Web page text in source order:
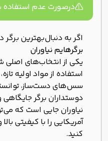
درصورت عدم استفاده بازگشت
اگر به دنبالبهترین برگر
برگرهایم نیاوران
یکی از انتخاب‌های اصلی
سس‌های دست‌ساز،
دوستداران برگر جایگاهی
نیاوران جایی است که
آمریکایی را با کیفیتی
کنید.